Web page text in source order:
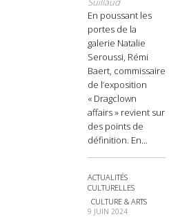
En poussant les
portes de la
galerie Natalie
Seroussi, Rémi
Baert, commissaire
de l’exposition
« Dragclown
affairs » revient sur
des points de
définition. En...
ACTUALITÉS
CULTURELLES
CULTURE & ARTS
9 JUIN 2024